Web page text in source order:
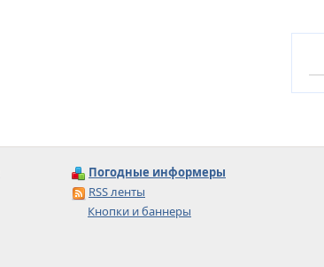
Погодные информеры
RSS ленты
Кнопки и баннеры